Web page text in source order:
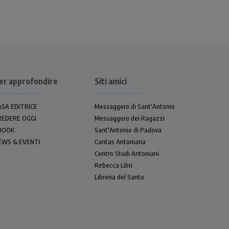
approfondire
EDITRICE
OGGI
& EVENTI
Siti amici
Messaggero di Sant'Antonio
Messaggero dei Ragazzi
Sant'Antonio di Padova
Caritas Antoniana
Centro Studi Antoniani
Rebecca Libri
Libreria del Santo